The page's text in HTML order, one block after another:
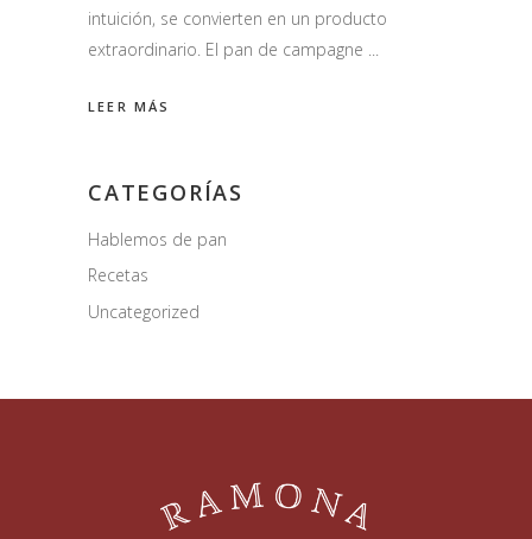
intuición, se convierten en un producto
extraordinario. El pan de campagne
LEER MÁS
CATEGORÍAS
Hablemos de pan
Recetas
Uncategorized